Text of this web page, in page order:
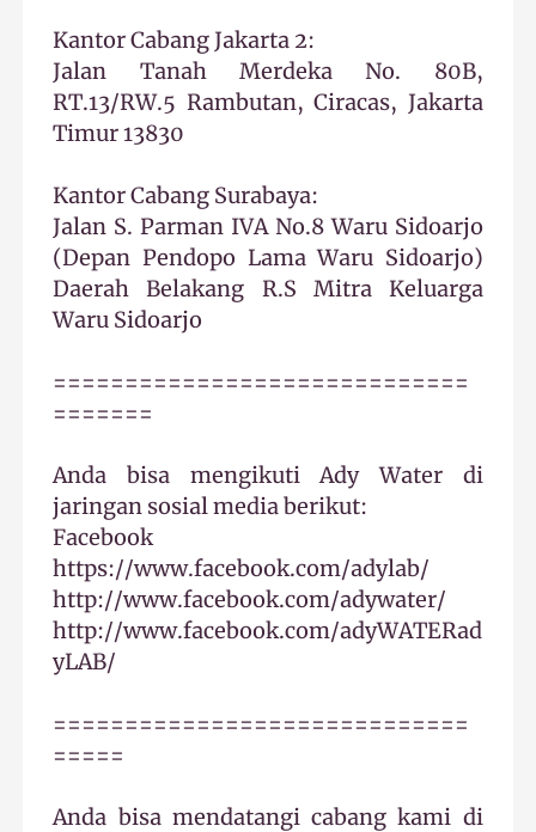
Kantor Cabang Jakarta 2:
Jalan Tanah Merdeka No. 80B,
RT.13/RW.5 Rambutan, Ciracas, Jakarta
Timur 13830
Kantor Cabang Surabaya:
Jalan S. Parman IVA No.8 Waru Sidoarjo
(Depan Pendopo Lama Waru Sidoarjo)
Daerah Belakang R.S Mitra Keluarga
Waru Sidoarjo
=============================
=======
Anda bisa mengikuti Ady Water di
jaringan sosial media berikut:
Facebook
https://www.facebook.com/adylab/
http://www.facebook.com/adywater/
http://www.facebook.com/adyWATERad
yLAB/
=============================
=====
Anda bisa mendatangi cabang kami di